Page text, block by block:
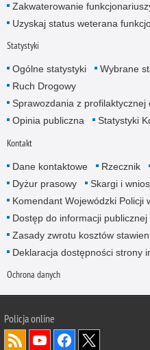
Zakwaterowanie
Uzyskaj status weterana
Statystyki
Ogólne statystyki Wybrane
Ruch Drogowy
Sprawozdania z profilaktycznej
Opinia publiczna
Statystyki
Kontakt
Dane kontaktowe Rzecznik
Dyżur prasowy
Skargi i
Komendant Wojewódzki Policji
Dostęp do informacji publicznej
Zasady zwrotu kosztów
Deklaracja dostępności strony
Ochrona danych
Policja online